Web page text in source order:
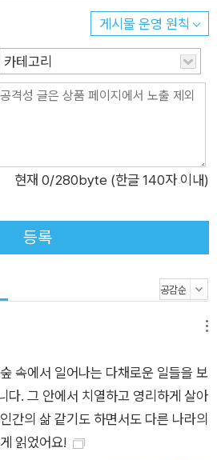
데려와 보살핀 것도, 큰 잣나무 안의
도 모두 러닝을 즐기다 마주친 우연한
무로 짓다 보니 겨울이면 낯선 손님들
도 한다. 클러스터 파리나 사슴쥐 떼와
를 연구하는 것 또한 그의 일상이다. 최
넘는 세월 동안 직접 보고 만지며 관
가 속속들이 담긴 『모든 이야기는
리히가 남긴 모든 기록을 총망라한 연
지 않는다. 하인리히는 90대에 접어
몸담은 거대한 숲이 매번 새로운 관
. 송장벌레 부부가 자기 몸집보다 훨
기는지 궁금했던 하인리히는 나무 그
쳐놓고 그 밑 땅에 등을 대고 누운 채
가 영하 30도를 웃도는 매서운 추위
플 땐 어두운 밤에 나무를 타고 올라
게시물 운영 원칙
카테고리
현재 0/280byte (한글 140자 이내)
등록
속에서 일어나는 다채로운 일들을 보
다. 그 안에서 치열하고 영리하게 살아
간의 삶 같기도 하면서도 다른 나라의
읽었어요!